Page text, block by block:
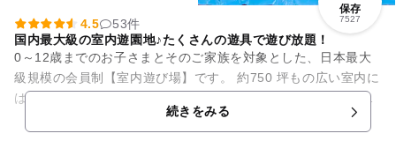
保存
7527
4.5
53件
国内最大級の室内遊園地♪たくさんの遊具で遊び放題！
0～12歳までのお子さまとそのご家族を対象とした、日本最大
級規模の会員制【室内遊び場】です。 約750 坪もの広い室内に
は、大人も一緒に遊べる滑り台などのふわふわ遊具や、さまざ
続きをみる